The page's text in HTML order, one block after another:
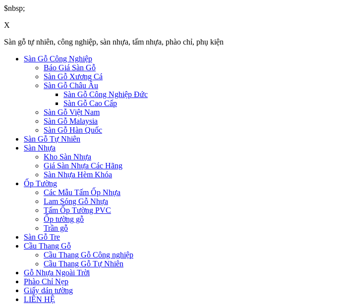
$nbsp;
X
Sàn gỗ tự nhiên, công nghiệp, sàn nhựa, tấm nhựa, phào chỉ, phụ kiện
Sàn Gỗ Công Nghiệp
Báo Giá Sàn Gỗ
Sàn Gỗ Xương Cá
Sàn Gỗ Châu Âu
Sàn Gỗ Công Nghiệp Đức
Sàn Gỗ Cao Cấp
Sàn Gỗ Việt Nam
Sàn Gỗ Malaysia
Sàn Gỗ Hàn Quốc
Sàn Gỗ Tự Nhiên
Sàn Nhựa
Kho Sàn Nhựa
Giá Sàn Nhựa Các Hãng
Sàn Nhựa Hèm Khóa
Ốp Tường
Các Mẫu Tấm Ốp Nhựa
Lam Sóng Gỗ Nhựa
Tấm Ốp Tường PVC
Ốp tường gỗ
Trần gỗ
Sàn Gỗ Tre
Cầu Thang Gỗ
Cầu Thang Gỗ Công nghiệp
Cầu Thang Gỗ Tự Nhiên
Gỗ Nhựa Ngoài Trời
Phào Chỉ Nẹp
Giấy dán tường
LIÊN HỆ